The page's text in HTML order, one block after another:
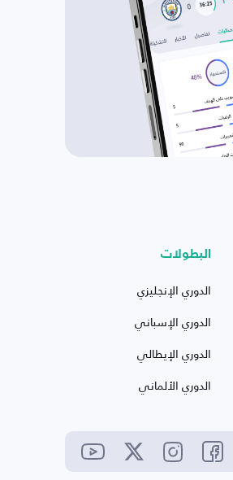
البطولات
الدوري الإنجليزي
الدوري الإسباني
الدوري الإيطالي
الدوري الألماني